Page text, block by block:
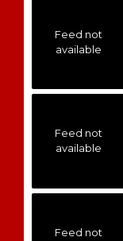
Feed not
available
Feed not
available
Feed not